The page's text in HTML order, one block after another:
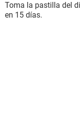
Toma la pastilla del
en 15 días.